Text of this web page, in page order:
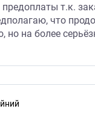
т.к.
что
но на более